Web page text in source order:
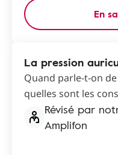
En
La pression
Quand parle-t-on
quelles sont les
Révisé par
Amplifon